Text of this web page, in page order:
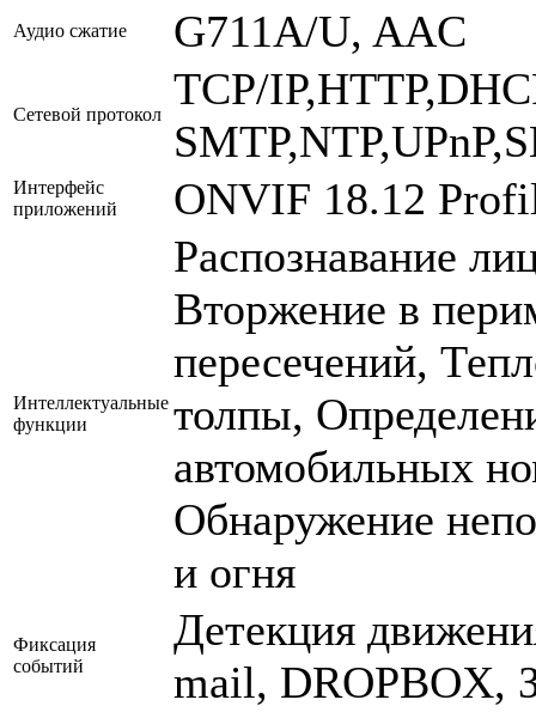
Аудио сжатие G711A/U, AAC
Сетевой протокол
TCP/
Интерфейс
приложений
ONVIF 18.12
Интеллектуальные
функции
Распознавание
Вторжение в
пересечений,
толпы,
автомобильных
Обнаружение
и огня
Фиксация
событий
Детекция
mail, DROPBOX,